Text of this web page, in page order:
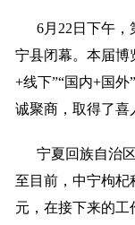
6月22日下午
宁县闭幕。本届博
+线下”“国内+国
诚聚商，取得了喜
宁夏回族自治
至目前，中宁枸杞
元，在接下来的工